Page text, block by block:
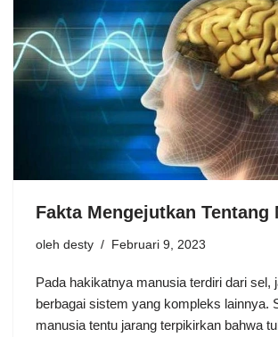
Fakta Mengejutkan Tentang
oleh desty Februari 9, 2023
Pada hakikatnya manusia terdiri dari sel,
berbagai sistem yang kompleks lainnya.
manusia tentu jarang terpikirkan bahwa